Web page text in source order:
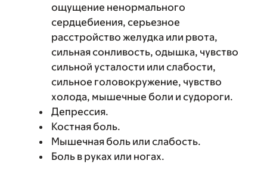
ощущение ненормального
сердцебиения, серьезное
расстройство желудка или рвота,
сильная сонливость, одышка, чувство
сильной усталости или слабости,
сильное головокружение, чувство
холода, мышечные боли и судороги.
Депрессия.
Костная боль.
Мышечная боль или слабость.
Боль в руках или ногах.